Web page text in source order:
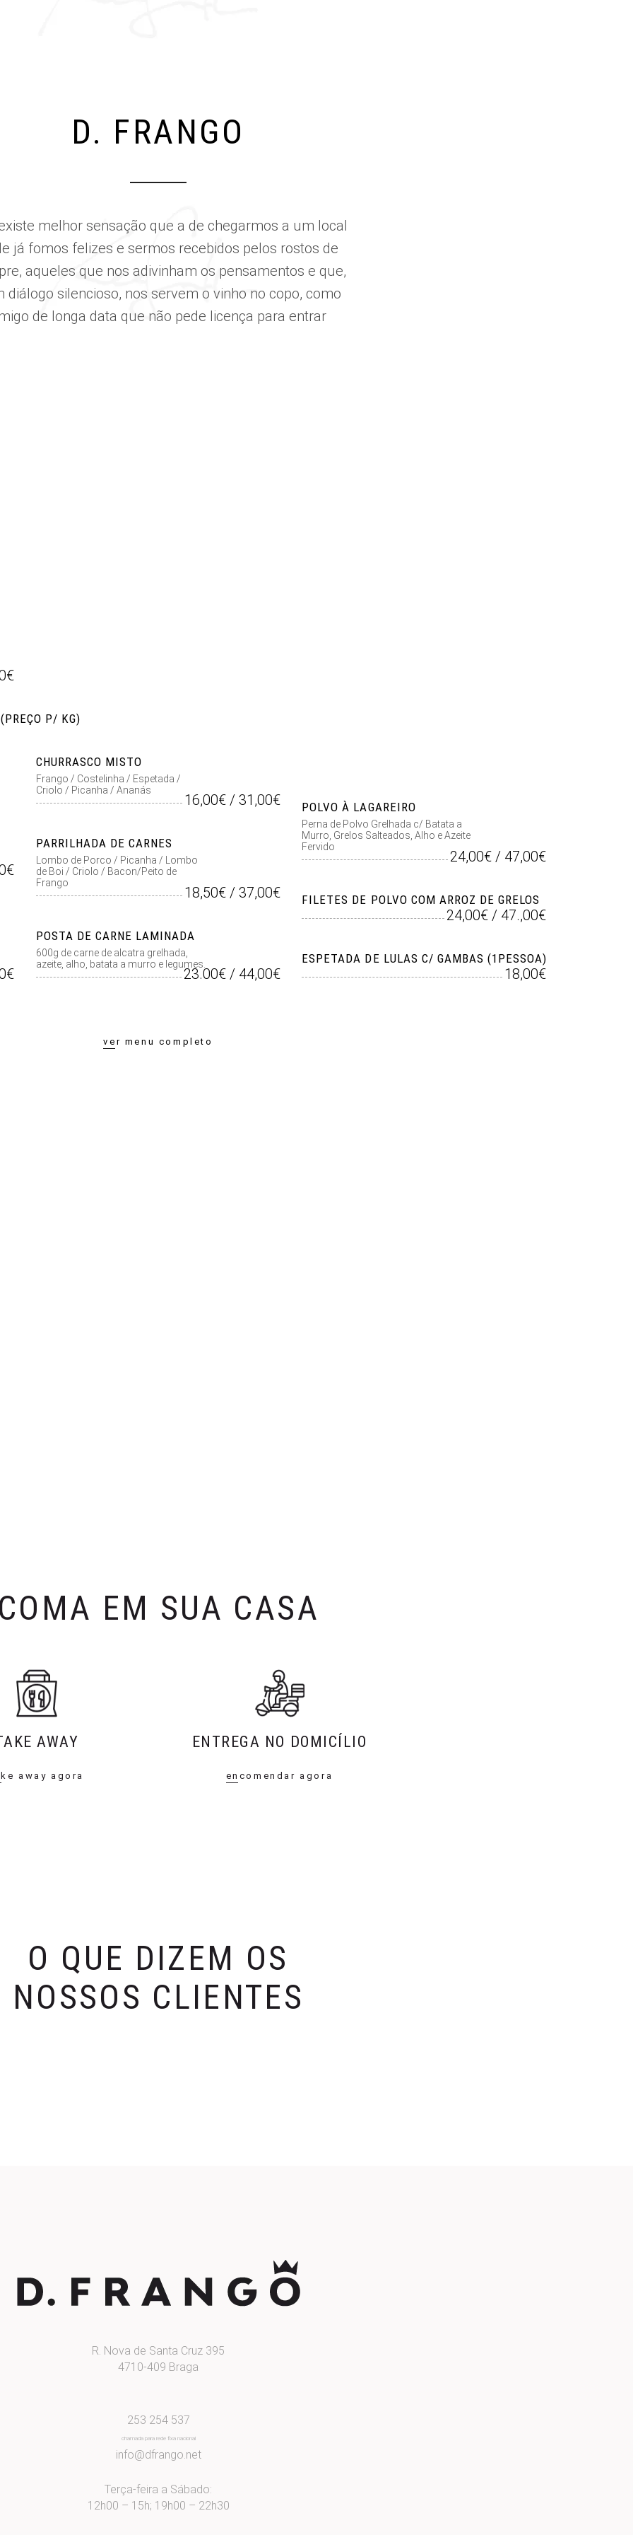
D. FRANGO
melhor sensação que a de chegarmos a um local
já fomos felizes e sermos recebidos pelos rostos de
aqueles que nos adivinham os pensamentos e que,
diálogo silencioso, nos servem o vinho no copo, como
de longa data que não pede licença para entrar
P/ KG)
CHURRASCO MISTO
Frango / Costelinha / Espetada /
Criolo / Picanha / Ananás
16,00€ / 31,00€
PARRILHADA DE CARNES
Lombo de Porco / Picanha / Lombo
de Boi / Criolo / Bacon/Peito de
Frango
18,50€ / 37,00€
POSTA DE CARNE LAMINADA
600g de carne de alcatra grelhada,
azeite, alho, batata a murro e legumes.
23.00€ / 44,00€
POLVO À LAGAREIRO
Perna de Polvo Grelhada c/ Batata a
Murro, Grelos Salteados, Alho e Azeite
Fervido
24,00€ / 47,00€
FILETES DE POLVO COM ARROZ DE GRELOS
24,00€ / 47.,00€
ESPETADA DE LULAS C/ GAMBAS (1PESSOA)
18,00€
ver menu completo
EM SUA CASA
AWAY
away agora
ENTREGA NO DOMICÍLIO
encomendar agora
O QUE DIZEM OS
NOSSOS CLIENTES
R. Nova de Santa Cruz 395
4710-409 Braga
253 254 537
chamada para rede fixa nacional
info@dfrango.net
Terça-feira a Sábado:
12h00 – 15h; 19h00 – 22h30